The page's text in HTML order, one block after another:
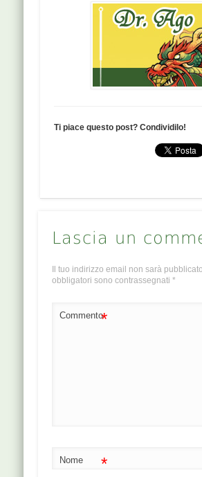
Ti piace questo post? Condividilo!
Lascia un
Il tuo indirizzo email non sarà pubblicato.
obbligatori sono contrassegnati *
Commento*
Nome *